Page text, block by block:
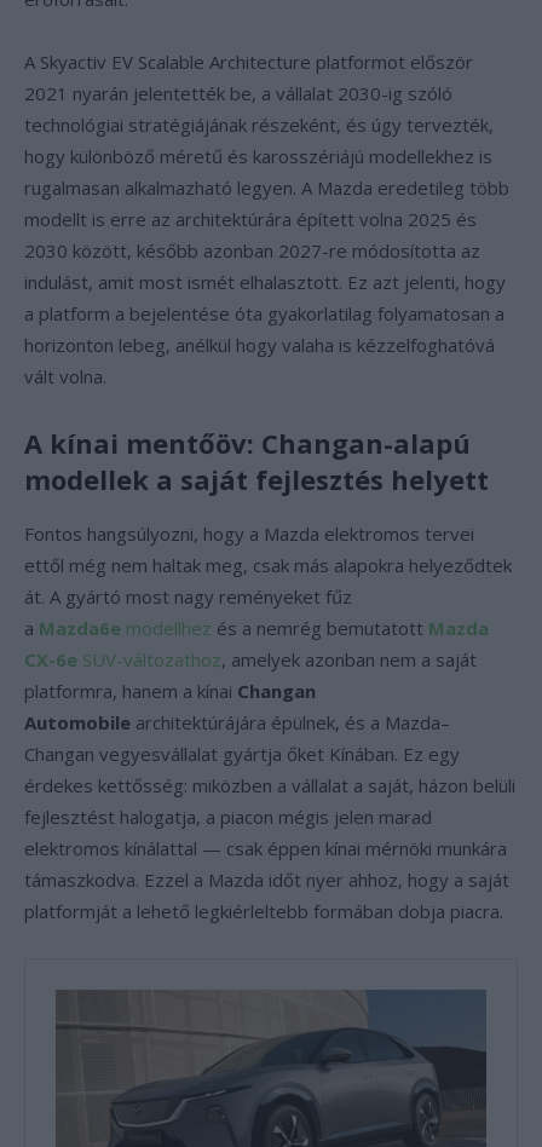
A Skyactiv EV Scalable Architecture platformot először
2021 nyarán jelentették be, a vállalat 2030-ig szóló
technológiai stratégiájának részeként, és úgy tervezték,
hogy különböző méretű és karosszériájú modellekhez is
rugalmasan alkalmazható legyen. A Mazda eredetileg több
modellt is erre az architektúrára épített volna 2025 és
2030 között, később azonban 2027-re módosította az
indulást, amit most ismét elhalasztott. Ez azt jelenti, hogy
a platform a bejelentése óta gyakorlatilag folyamatosan a
horizonton lebeg, anélkül hogy valaha is kézzelfoghatóvá
vált volna.
A kínai mentőöv: Changan-alapú
modellek a saját fejlesztés helyett
Fontos hangsúlyozni, hogy a Mazda elektromos tervei
ettől még nem haltak meg, csak más alapokra helyeződtek
át. A gyártó most nagy reményeket fűz
a Mazda6e modellhez és a nemrég bemutatott Mazda
CX-6e SUV-változathoz, amelyek azonban nem a saját
platformra, hanem a kínai Changan
Automobile architektúrájára épülnek, és a Mazda–
Changan vegyesvállalat gyártja őket Kínában. Ez egy
érdekes kettősség: miközben a vállalat a saját, házon belüli
fejlesztést halogatja, a piacon mégis jelen marad
elektromos kínálattal — csak éppen kínai mérnöki munkára
támaszkodva. Ezzel a Mazda időt nyer ahhoz, hogy a saját
platformját a lehető legkiérleltebb formában dobja piacra.